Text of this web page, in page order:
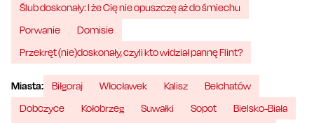
Ślub doskonały: I że Cię nie opuszczę aż do śmiechu
Porwanie
Domisie
Przekręt (nie)doskonały, czyli kto widział pannę Flint?
Miasta: Biłgoraj Włocławek Kalisz
Bełchatów
Dobczyce
Kołobrzeg Suwałki Sopot
Bielsko-Biała